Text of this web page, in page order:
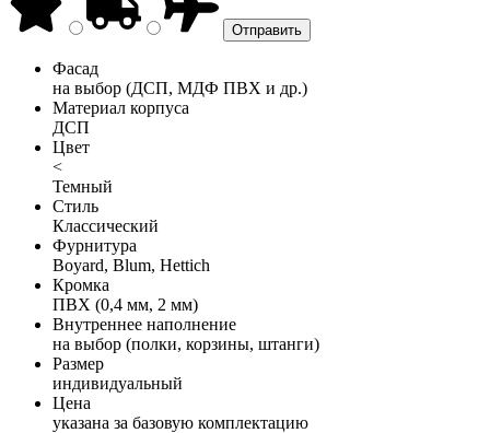
Фасад
на выбор (ДСП, МДФ ПВХ и др.)
Материал корпуса
ДСП
Цвет
<
Темный
Стиль
Классический
Фурнитура
Boyard, Blum, Hettich
Кромка
ПВХ (0,4 мм, 2 мм)
Внутреннее наполнение
на выбор (полки, корзины, штанги)
Размер
индивидуальный
Цена
указана за базовую комплектацию